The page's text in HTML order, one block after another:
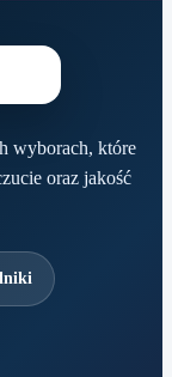
wyborach, które
oraz jakość